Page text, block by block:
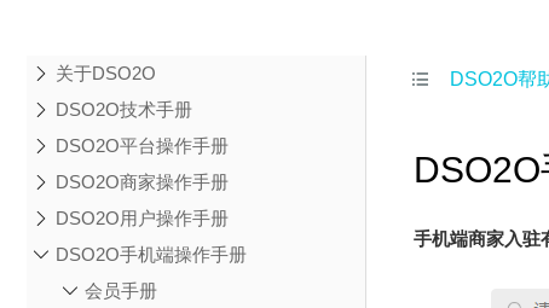
关于DSO2O
DSO2O技术手册
DSO2O平台操作手册
DSO2O商家操作手册
DSO2O用户操作手册
DSO2O手机端操作手册
会员手册
 DSO2O帮
手机端商家入驻